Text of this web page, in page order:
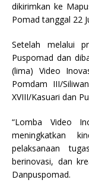
dikirimkan ke
Pomad tanggal 22
Setelah melalui
Puspomad dan
(lima) Video
Pomdam III/
XVIII/Kasuari dan
“Lomba Video
meningkatkan
pelaksanaan
berinovasi, dan
Danpuspomad.